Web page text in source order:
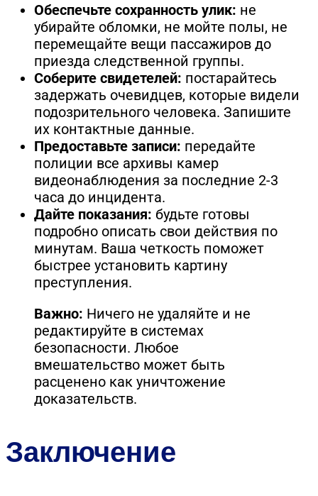
Обеспечьте сохранность улик: не
убирайте обломки, не мойте полы, не
перемещайте вещи пассажиров до
приезда следственной группы.
Соберите свидетелей: постарайтесь
задержать очевидцев, которые видели
подозрительного человека. Запишите
их контактные данные.
Предоставьте записи: передайте
полиции все архивы камер
видеонаблюдения за последние 2-3
часа до инцидента.
Дайте показания: будьте готовы
подробно описать свои действия по
минутам. Ваша четкость поможет
быстрее установить картину
преступления.
Важно: Ничего не удаляйте и не
редактируйте в системах
безопасности. Любое
вмешательство может быть
расценено как уничтожение
доказательств.
Заключение